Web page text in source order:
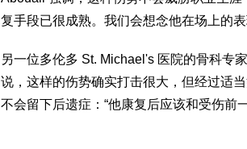
复手段已很成熟。我们会想念他在场上的
另一位多伦多 St. Michael's 医院的骨科专
说，这样的伤势确实打击很大，但经过适
不会留下后遗症：“他康复后应该和受伤前